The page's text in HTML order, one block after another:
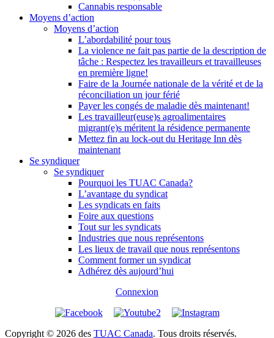
Cannabis responsable
Moyens d’action
Moyens d’action
L’abordabilité pour tous
La violence ne fait pas partie de la description de
tâche : Respectez les travailleurs et travailleuses
en première ligne!
Faire de la Journée nationale de la vérité et de la
réconciliation un jour férié
Payer les congés de maladie dès maintenant!
Les travailleur(euse)s agroalimentaires
migrant(e)s méritent la résidence permanente
Mettez fin au lock-out du Heritage Inn dès
maintenant
Se syndiquer
Se syndiquer
Pourquoi les TUAC Canada?
L’avantage du syndicat
Les syndicats en faits
Foire aux questions
Tout sur les syndicats
Industries que nous représentons
Les lieux de travail que nous représentons
Comment former un syndicat
Adhérez dès aujourd’hui
Connexion
Copyright © 2026 des TUAC Canada. Tous droits réservés.